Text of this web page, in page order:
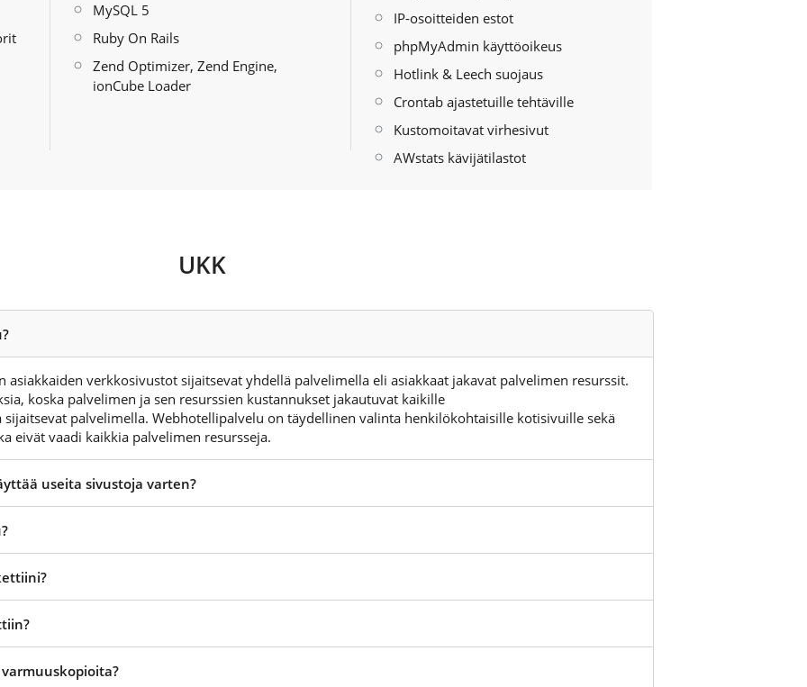
MySQL 5
Ruby On Rails
Zend Optimizer, Zend Engine,
ionCube Loader
IP-osoitteiden estot
phpMyAdmin käyttöoikeus
Hotlink & Leech suojaus
Crontab ajastetuille tehtäville
Kustomoitavat virhesivut
AWstats kävijätilastot
UKK
asiakkaiden verkkosivustot sijaitsevat yhdellä palvelimella eli asiakkaat jakavat palvelimen resurssit.
koska palvelimen ja sen resurssien kustannukset jakautuvat kaikille
palvelimella. Webhotellipalvelu on täydellinen valinta henkilökohtaisille kotisivuille sekä
eivät vaadi kaikkia palvelimen resursseja.
useita sivustoja varten?